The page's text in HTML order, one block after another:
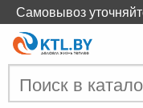
Самовывоз